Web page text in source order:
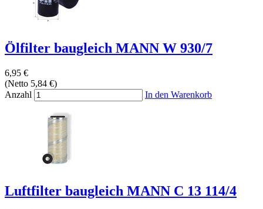
Ölfilter baugleich MANN W 930/7
6,95 €
(Netto 5,84 €)
Anzahl
In den Warenkorb
Luftfilter baugleich MANN C 13 114/4